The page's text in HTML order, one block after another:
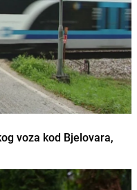
voza kod Bjelovara,